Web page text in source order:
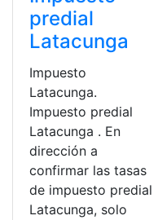
predial
Latacunga
Impuesto
Latacunga.
Impuesto predial
Latacunga . En
dirección a
confirmar las tasas
de impuesto predial
Latacunga, solo